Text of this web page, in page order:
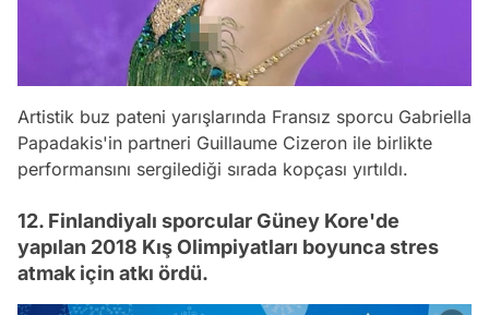
Artistik buz pateni yarışlarında Fransız sporcu Gabriella
Papadakis'in partneri Guillaume Cizeron ile birlikte
performansını sergilediği sırada kopçası yırtıldı.
12. Finlandiyalı sporcular Güney Kore'de
yapılan 2018 Kış Olimpiyatları boyunca stres
atmak için atkı ördü.